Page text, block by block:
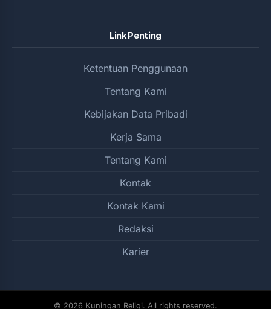
Link Penting
Ketentuan Penggunaan
Tentang Kami
Kebijakan Data Pribadi
Kerja Sama
Tentang Kami
Kontak
Kontak Kami
Redaksi
Karier
© 2026 Kuningan Religi. All rights reserved.